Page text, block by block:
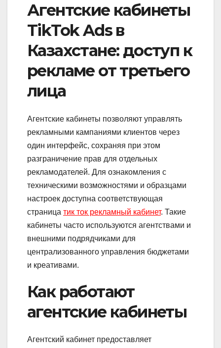
Агентские кабинеты
TikTok Ads в
Казахстане: доступ к
рекламе от третьего
лица
Агентские кабинеты позволяют управлять
рекламными кампаниями клиентов через
один интерфейс, сохраняя при этом
разграничение прав для отдельных
рекламодателей. Для ознакомления с
техническими возможностями и образцами
настроек доступна соответствующая
страница тик ток рекламный кабинет. Такие
кабинеты часто используются агентствами и
внешними подрядчиками для
централизованного управления бюджетами
и креативами.
Как работают
агентские кабинеты
Агентский кабинет предоставляет